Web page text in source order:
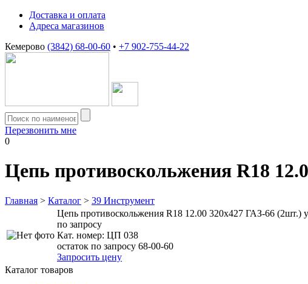
Доставка и оплата
Адреса магазинов
Кемерово (3842) 68-00-60 • +7 902-755-44-22
Перезвонить мне
0
Цепь противоскольжения R18
Главная > Каталог > 39 Инструмент
Цепь противоскольжения R18 12.00 320х427 ГАЗ-66 (2шт.)
по запросу
Кат. номер: ЦП 038
остаток по запросу 68-00-60
Запросить цену
Каталог товаров